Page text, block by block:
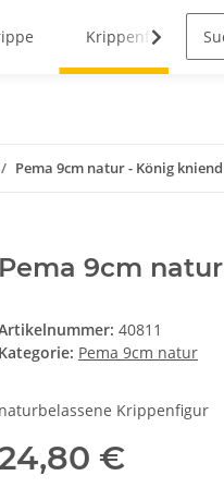
Krippenfiguren
Pema 9cm natur - König kniend
Pema 9cm
40811
Kategorie: Pema 9cm natur
naturbelassene Krippenfigur
€